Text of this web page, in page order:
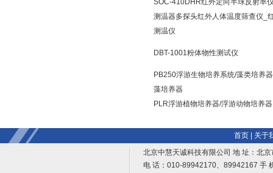
SOC-410DHR红外定向半球反射率
测温器多探头红外人体温度筛查仪_
测温仪
DBT-1001粉体物性测试仪
PB250浮游生物培养系统/藻类培养
藻培养器
PLR浮游植物培养器/浮游动物培养器
首页|
关于
北京中慧天诚科技有限公司 地 址：北
电 话：010-89942170、89942167 手